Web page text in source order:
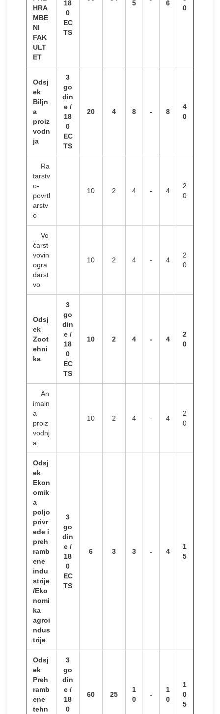
HRA
MBE
NI
FAK
ULT
ET
18
0
EC
TS
5 6
0
Odsj
ek
Biljn
a
proiz
vodn
ja
3
go
din
e /
18
0
EC
TS
20 4 8 - 8
4
0
Ra
tarstv
o-
povrtl
arstv
o
10 2 4 - 4
2
0
Vo
ćarst
vovin
ogra
darst
vo
10 2 4 - 4
2
0
Odsj
ek
Zoot
ehni
ka
3
go
din
e /
18
0
EC
TS
10 2 4 - 4
2
0
An
imaln
a
proiz
vodnj
a
10 2 4 - 4
2
0
Odsj
ek
Ekon
omik
a
poljo
privr
ede i
preh
ramb
ene
indu
strije
/Eko
nomi
ka
agroi
ndus
trije
3
go
din
e /
18
0
EC
TS
6 3 3 - 4
1
5
Odsj
ek
Preh
ramb
ene
tehn
3
go
din
e /
18
0
60 25
1
0
-
1
0
1
0
5